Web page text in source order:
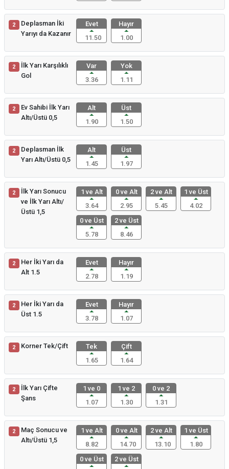
2
Deplasman İki
Yarıyı da Kazanır
Evet
11.50
Hayır
1.00
2
İlk Yarı Karşılıklı
Gol
Var
3.36
Yok
1.11
2
Ev Sahibi İlk Yarı
Altı/Üstü 0,5
Alt
1.90
Üst
1.50
2
Deplasman İlk
Yarı Altı/Üstü 0,5
Alt
1.45
Üst
1.97
2
İlk Yarı Sonucu
ve İlk Yarı Altı/
Üstü 1,5
1 ve Alt
3.64
0 ve Alt
2.95
2 ve Alt
5.45
1 ve Üst
4.02
0 ve Üst
5.78
2 ve Üst
8.46
2
Her İki Yarı da
Alt 1.5
Evet
2.78
Hayır
1.19
2
Her İki Yarı da
Üst 1.5
Evet
3.78
Hayır
1.07
2 Korner Tek/Çift
Tek
1.65
Çift
1.64
2
İlk Yarı Çifte
Şans
1 ve 0
1.07
1 ve 2
1.30
0 ve 2
1.31
2
Maç Sonucu ve
Altı/Üstü 1,5
1 ve Alt
8.82
0 ve Alt
14.70
2 ve Alt
13.10
1 ve Üst
1.80
0 ve Üst
2 ve Üst